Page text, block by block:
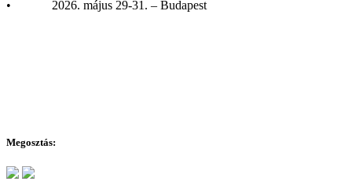
• 2026. május 29-31. – Budapest
Megosztás: